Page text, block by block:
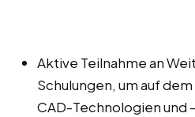
Aktive Teilnahme an
Schulungen, um auf
CAD-Technologien und